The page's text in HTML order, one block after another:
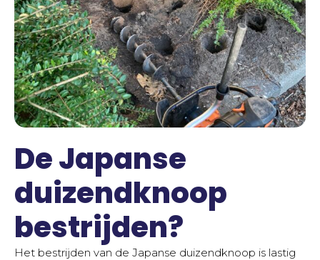
De Japanse
duizendknoop
bestrijden?
Het bestrijden van de Japanse duizendknoop is lastig